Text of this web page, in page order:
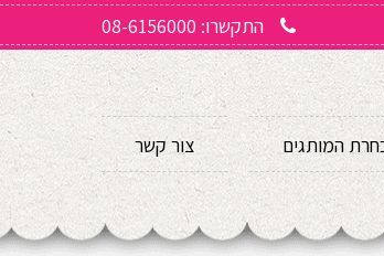
התקשרו: 08-6156000
המותגים צור קשר